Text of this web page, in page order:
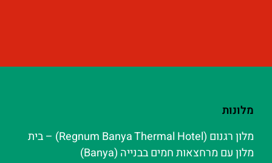
מלונות
מלון רגנום (Regnum Banya Thermal Hotel) – בית
מלון עם מרחצאות חמים בבנייה (Banya)